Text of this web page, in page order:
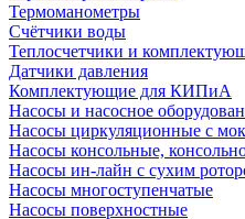
Термоманометры
Счётчики воды
Теплосчетчики и
Датчики давления
Комплектующие для КИПиА
Насосы и насосное
Насосы циркуляционные с
Насосы консольные,
Насосы ин-лайн с сухим
Насосы многоступенчатые
Насосы поверхностные